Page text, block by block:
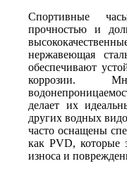
Спортивные
прочностью и
нержавеющая
обеспечивают
коррозии.
делает их
других водных
часто оснащены
как PVD, которые
износа и